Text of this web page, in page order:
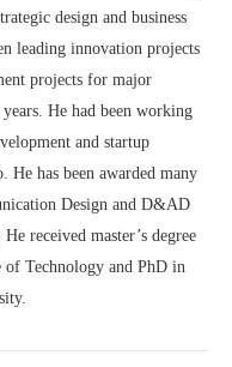
design and business
leading innovation projects
projects for major
He had been working
and startup
He has been awarded many
Design and D&AD
received master’s degree
Technology and PhD in